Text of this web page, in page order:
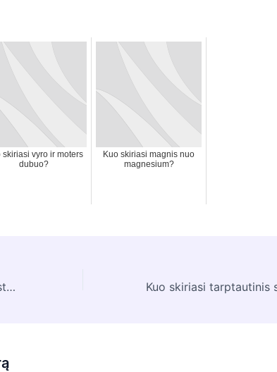
skiriasi vyro ir moters
dubuo?
Kuo skiriasi magnis nuo
magnesium?
Kuo skiriasi mokyklinis nuo valstybinio egzamino?